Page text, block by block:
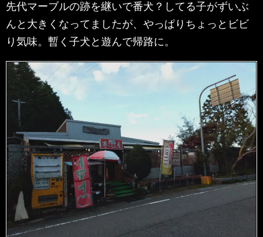
先代マーブルの跡を継いで番犬？してる子がずいぶ
んと大きくなってましたが、やっぱりちょっとビビ
り気味。暫く子犬と遊んで帰路に。